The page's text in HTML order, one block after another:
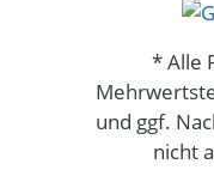
* Alle
und ggf.
nicht